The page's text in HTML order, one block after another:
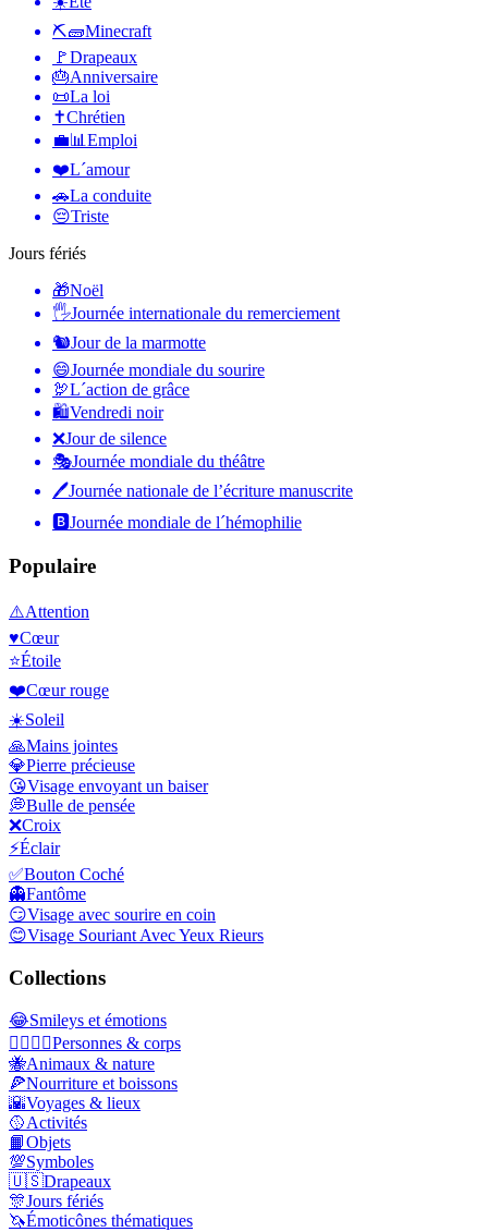
⛏🧱Minecraft
🚩Drapeaux
🎂Anniversaire
📜La loi
✝️Chrétien
💼📊 Emploi
❤️L´amour
🚗La conduite
😔Triste
Jours fériés
🎁Noël
🖐Journée internationale du remerciement
🐿Jour de la marmotte
😄Journée mondiale du sourire
🦃L´action de grâce
🛍Vendredi noir
❌Jour de silence
🎭Journée mondiale du théâtre
🖊Journée nationale de l’écriture manuscrite
🅱️Journée mondiale de l´hémophilie
Populaire
⚠️Attention
♥️Cœur
⭐Étoile
❤️Cœur rouge
☀️Soleil
🙏Mains jointes
💎Pierre précieuse
😘Visage envoyant un baiser
💭Bulle de pensée
❌Croix
⚡Éclair
✅Bouton Coché
👻Fantôme
😏Visage avec sourire en coin
😊Visage Souriant Avec Yeux Rieurs
Collections
😂Smileys et émotions
👩‍❤️‍💋‍👨Personnes & corps
🐝Animaux & nature
🍕Nourriture et boissons
🌇Voyages & lieux
🥎Activités
📙Objets
💯Symboles
🇺🇸Drapeaux
🎊Jours fériés
🦄Émoticônes thématiques